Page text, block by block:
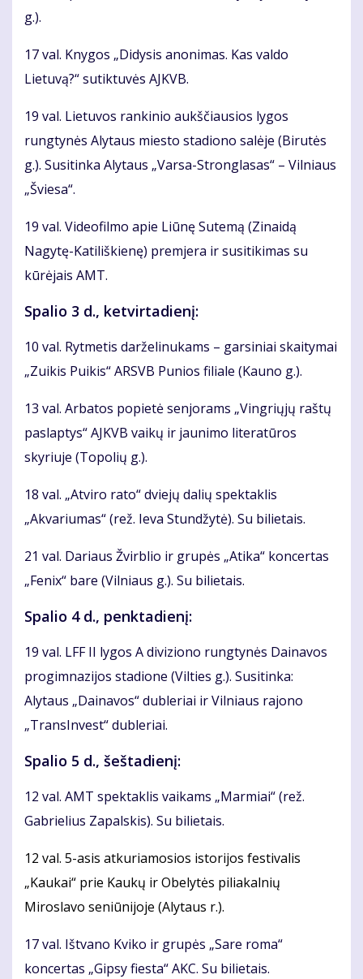
g.).
17 val. Knygos „Didysis anonimas. Kas valdo
Lietuvą?“ sutiktuvės AJKVB.
19 val. Lietuvos rankinio aukščiausios lygos
rungtynės Alytaus miesto stadiono salėje (Birutės
g.). Susitinka Alytaus „Varsa-Stronglasas“ – Vilniaus
„Šviesa“.
19 val. Videofilmo apie Liūnę Sutemą (Zinaidą
Nagytę-Katiliškienę) premjera ir susitikimas su
kūrėjais AMT.
Spalio 3 d., ketvirtadienį:
10 val. Rytmetis darželinukams – garsiniai skaitymai
„Zuikis Puikis“ ARSVB Punios filiale (Kauno g.).
13 val. Arbatos popietė senjorams „Vingriųjų raštų
paslaptys“ AJKVB vaikų ir jaunimo literatūros
skyriuje (Topolių g.).
18 val. „Atviro rato“ dviejų dalių spektaklis
„Akvariumas“ (rež. Ieva Stundžytė). Su bilietais.
21 val. Dariaus Žvirblio ir grupės „Atika“ koncertas
„Fenix“ bare (Vilniaus g.). Su bilietais.
Spalio 4 d., penktadienį:
19 val. LFF II lygos A diviziono rungtynės Dainavos
progimnazijos stadione (Vilties g.). Susitinka:
Alytaus „Dainavos“ dubleriai ir Vilniaus rajono
„TransInvest“ dubleriai.
Spalio 5 d., šeštadienį:
12 val. AMT spektaklis vaikams „Marmiai“ (rež.
Gabrielius Zapalskis). Su bilietais.
12 val. 5-asis atkuriamosios istorijos festivalis
„Kaukai“ prie Kaukų ir Obelytės piliakalnių
Miroslavo seniūnijoje (Alytaus r.).
17 val. Ištvano Kviko ir grupės „Sare roma“
koncertas „Gipsy fiesta“ AKC. Su bilietais.